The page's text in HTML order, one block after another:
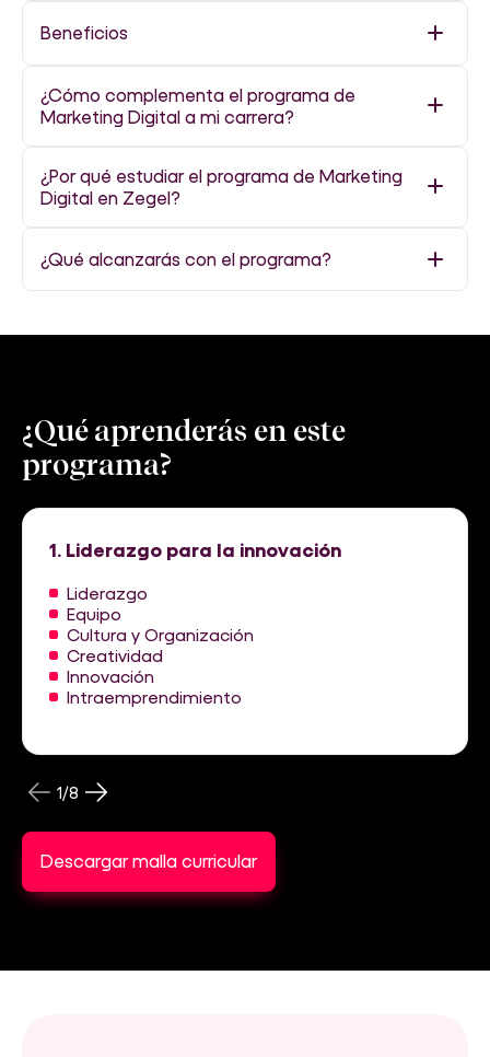
Beneficios
¿Cómo complementa el programa de
Marketing Digital a mi carrera?
¿Por qué estudiar el programa de Marketing
Digital en Zegel?
¿Qué alcanzarás con el programa?
¿Qué aprenderás en este
programa?
1. Liderazgo para la innovación
Liderazgo
Equipo
Cultura y Organización
Creatividad
Innovación
Intraemprendimiento
1/8
Descargar malla curricular